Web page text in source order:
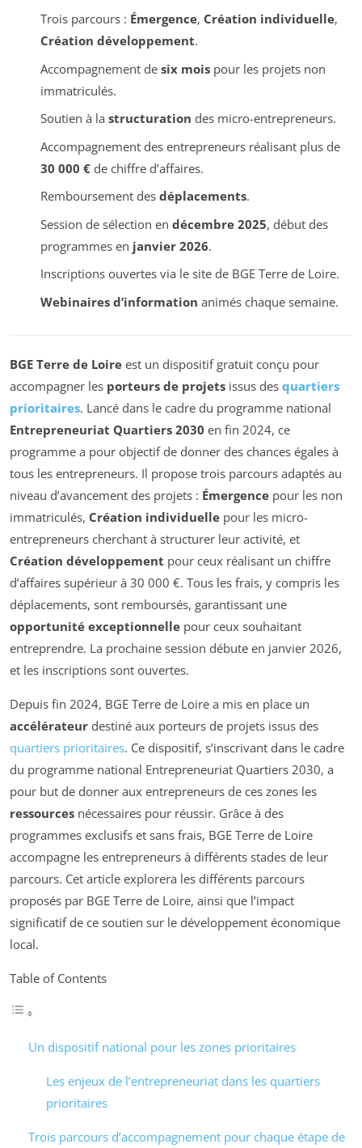
Trois parcours : Émergence, Création individuelle,
Création développement.
Accompagnement de six moispour les projets non
immatriculés.
Soutien à la structuration des micro-entrepreneurs.
Accompagnement des entrepreneurs réalisant plus de
30 000 €de chiffre d’affaires.
Remboursement des déplacements.
Session de sélection en décembre 2025, début des
programmes en janvier 2026.
Inscriptions ouvertes via le site de BGE Terre de Loire.
Webinaires d’information animés chaque semaine.
BGE Terre de Loire est un dispositif gratuit conçu pour
accompagner les porteurs de projets issus des quartiers
prioritaires. Lancé dans le cadre du programme national
Entrepreneuriat Quartiers 2030 en fin 2024, ce
programme a pour objectif de donner des chances égales à
tous les entrepreneurs. Il propose trois parcours adaptés au
niveau d’avancement des projets : Émergence pour les non
immatriculés, Création individuelle pour les micro-
entrepreneurs cherchant à structurer leur activité, et
Création développement pour ceux réalisant un chiffre
d’affaires supérieur à 30 000 €. Tous les frais, y compris les
déplacements, sont remboursés, garantissant une
opportunité exceptionnelle pour ceux souhaitant
entreprendre. La prochaine session débute en janvier 2026,
et les inscriptions sont ouvertes.
Depuis fin 2024, BGE Terre de Loire a mis en place un
accélérateur destiné aux porteurs de projets issus des
quartiers prioritaires. Ce dispositif, s’inscrivant dans le cadre
du programme national Entrepreneuriat Quartiers 2030, a
pour but de donner aux entrepreneurs de ces zones les
ressources nécessaires pour réussir. Grâce à des
programmes exclusifs et sans frais, BGE Terre de Loire
accompagne les entrepreneurs à différents stades de leur
parcours. Cet article explorera les différents parcours
proposés par BGE Terre de Loire, ainsi que l’impact
significatif de ce soutien sur le développement économique
local.
Table of Contents
Un dispositif national pour les zones prioritaires
Les enjeux de l’entrepreneuriat dans les quartiers
prioritaires
Trois parcours d’accompagnement pour chaque étape de